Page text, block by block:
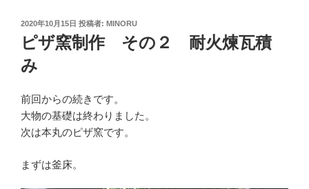
投
稿
日:
2020年10月15日 投稿者: MINORU
ピザ窯制作 その２ 耐火煉瓦積
み
前回からの続きです。
大物の基礎は終わりました。
次は本丸のピザ窯です。
まずは釜床。